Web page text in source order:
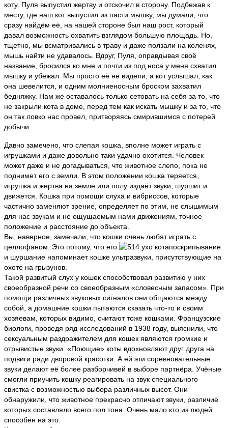
коту. Пуля выпустил жертву и отскочил в сторону. Подбежав к
месту, где наш кот выпустил из пасти мышку, мы думали, что
сразу найдём её, на нашей стороне был наш рост, который
давал возможность охватить взглядом большую площадь. Но,
тщетно, мы всматривались в траву и даже ползали на коленях,
мышь найти не удавалось. Вдруг, Пуля, оправдывая своё
название, бросился ко мне и почти из под носа у меня схватил
мышку и убежал. Мы просто её не видели, а кот услышал, как
она шевелится, и одним молниеносным броском захватил
бедняжку. Нам же оставалось только сетовать на себя за то, что
не закрыли кота в доме, перед тем как искать мышку и за то, что
он так ловко нас провел, притворяясь смирившимся с потерей
добычи.
Давно замечено, что слепая кошка, вполне может играть с
игрушками и даже довольно таки удачно охотится. Человек
может даже и не догадываться, что животное слепо, пока не
поднимет его с земли. В этом положении кошка теряется,
игрушка и жертва на земле или полу издаёт звуки, шуршит и
движется. Кошка при помощи слуха и вибриссов, которые
частично заменяют зрение, определяет по этим, не слышимым
для нас звукам и не ощущаемым нами движениям, точное
положение и расстояние до объекта.
Вы, наверное, замечали, что кошки очень любят играть с
целлофаном. Это потому, что его
поскрипывание
и шуршание напоминает кошке ультразвуки, присутствующие на
охоте на грызунов.
Такой развитый слух у кошек способствовал развитию у них
своеобразной речи со своеобразным «словесным запасом». При
помощи различных звуковых сигналов они общаются между
собой, а домашние кошки пытаются сказать что-то и своим
хозяевам, которых видимо, считают тоже кошками. Французские
биологи, проведя ряд исследований в 1938 году, выяснили, что
сексуальным раздражителем для кошек являются громкие и
отрывистые звуки. «Поющие» коты вдохновляют друг друга на
подвиги ради дворовой красотки. А ей эти соревновательные
звуки делают её более разборчивей в выборе партнёра. Учёные
смогли приучить кошку реагировать на звук специального
свистка с возможностью выбора различных высот. Они
обнаружили, что животное прекрасно отличают звуки, различие
которых составляло всего пол тона. Очень мало кто из людей
способен на это.